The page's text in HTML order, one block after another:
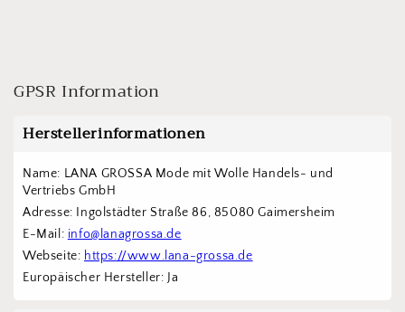
GPSR Information
Herstellerinformationen
Name: LANA GROSSA Mode mit Wolle Handels- und
Vertriebs GmbH
Adresse: Ingolstädter Straße 86, 85080 Gaimersheim
E-Mail: info@lanagrossa.de
Webseite: https://www.lana-grossa.de
Europäischer Hersteller: Ja